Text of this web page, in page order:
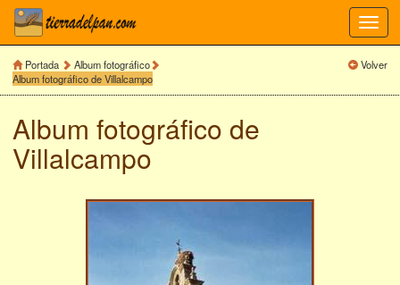
Portada
Album fotográfico
Album fotográfico de Villalcampo
Volver
Album fotográfico de
Villalcampo